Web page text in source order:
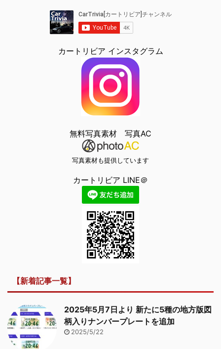
カートリビア インスタグラム
無料写真素材 写真AC
写真素材も提供しています
カートリビア LINE＠
【新着記事一覧】
2025年5月7日より 新たに5種の地方版図
柄入りナンバープレートを追加
2025/5/22